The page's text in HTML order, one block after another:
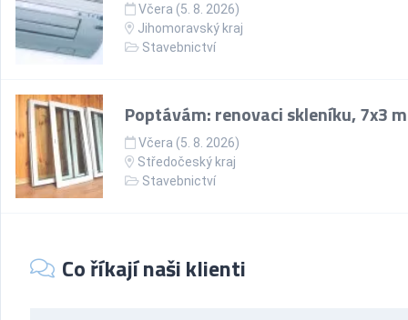
Včera (5. 8. 2026)
Jihomoravský kraj
Stavebnictví
Poptávám: renovaci skleníku, 7x3 m
Včera (5. 8. 2026)
Středočeský kraj
Stavebnictví
Co říkají naši klienti